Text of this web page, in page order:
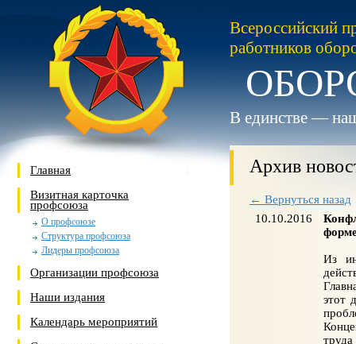
Всероссийский
работников
В единстве —
Главная
Визитная карточка
профсоюза
О профсоюзе
Структура профсоюза
Лидеры профсоюза
Организации профсоюза
Наши издания
Календарь мероприятий
Архив
← Вернуться назад
10.10.2016
Из
этот